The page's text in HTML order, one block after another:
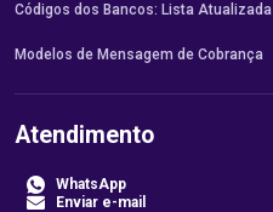
Códigos dos Bancos: Lista Atualizada
Modelos de Mensagem de Cobrança
Atendimento
WhatsApp
Enviar e-mail